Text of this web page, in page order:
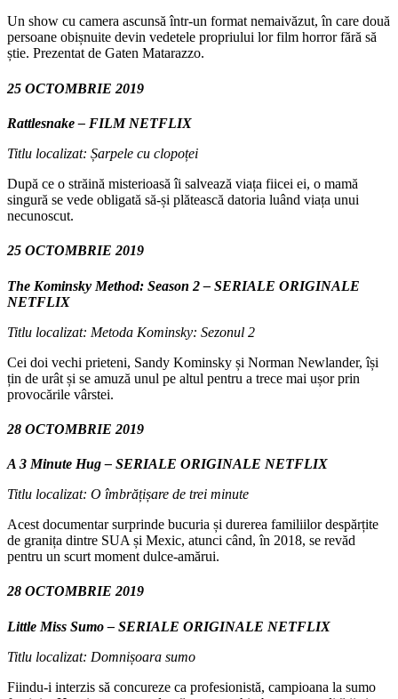
Un show cu camera ascunsă într-un format nemaivăzut, în care două
persoane obișnuite devin vedetele propriului lor film horror fără să
știe. Prezentat de Gaten Matarazzo.
25 OCTOMBRIE 2019
Rattlesnake – FILM NETFLIX
Titlu localizat: Șarpele cu clopoței
După ce o străină misterioasă îi salvează viața fiicei ei, o mamă
singură se vede obligată să-și plătească datoria luând viața unui
necunoscut.
25 OCTOMBRIE 2019
The Kominsky Method: Season 2 – SERIALE ORIGINALE
NETFLIX
Titlu localizat: Metoda Kominsky: Sezonul 2
Cei doi vechi prieteni, Sandy Kominsky și Norman Newlander, își
țin de urât și se amuză unul pe altul pentru a trece mai ușor prin
provocările vârstei.
28 OCTOMBRIE 2019
A 3 Minute Hug – SERIALE ORIGINALE NETFLIX
Titlu localizat: O îmbrățișare de trei minute
Acest documentar surprinde bucuria și durerea familiilor despărțite
de granița dintre SUA și Mexic, atunci când, în 2018, se revăd
pentru un scurt moment dulce-amărui.
28 OCTOMBRIE 2019
Little Miss Sumo – SERIALE ORIGINALE NETFLIX
Titlu localizat: Domnișoara sumo
Fiindu-i interzis să concureze ca profesionistă, campioana la sumo